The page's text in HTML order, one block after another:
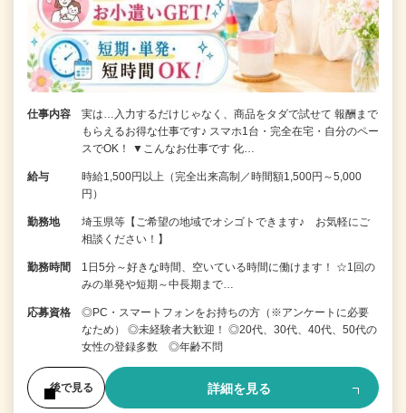
仕事内容
実は…入力するだけじゃなく、商品をタダで試せて 報酬まで
もらえるお得な仕事です♪ スマホ1台・完全在宅・自分のペー
スでOK！ ▼こんなお仕事です 化…
給与
時給1,500円以上（完全出来高制／時間額1,500円～5,000
円）
勤務地
埼玉県等【ご希望の地域でオシゴトできます♪ お気軽にご
相談ください！】
勤務時間
1日5分～好きな時間、空いている時間に働けます！ ☆1回の
みの単発や短期～中長期まで…
応募資格
◎PC・スマートフォンをお持ちの方（※アンケートに必要
なため） ◎未経験者大歓迎！ ◎20代、30代、40代、50代の
女性の登録多数 ◎年齢不問
後で見る 詳細を見る